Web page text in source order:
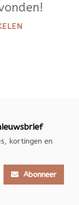
kortingen en
Abonneer